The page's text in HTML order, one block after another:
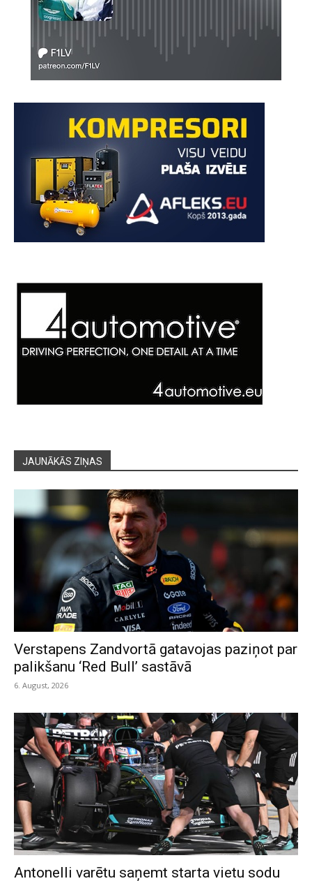
JAUNĀKĀS ZIŅAS
Verstapens Zandvortā gatavojas paziņot par
palikšanu ‘Red Bull’ sastāvā
6. August, 2026
Antonelli varētu saņemt starta vietu sodu